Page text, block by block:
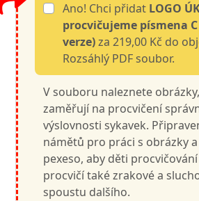
Ano! Chci přidat LOGO
procvičujeme písmena C
verze)za 219,00 Kč do
Rozsáhlý PDF soubor.
V souboru naleznete
zaměřují na procvičení
výslovnosti sykavek.
námětů pro práci s obrázky
pexeso, aby děti
procvičí také zrakové a
spoustu dalšího.